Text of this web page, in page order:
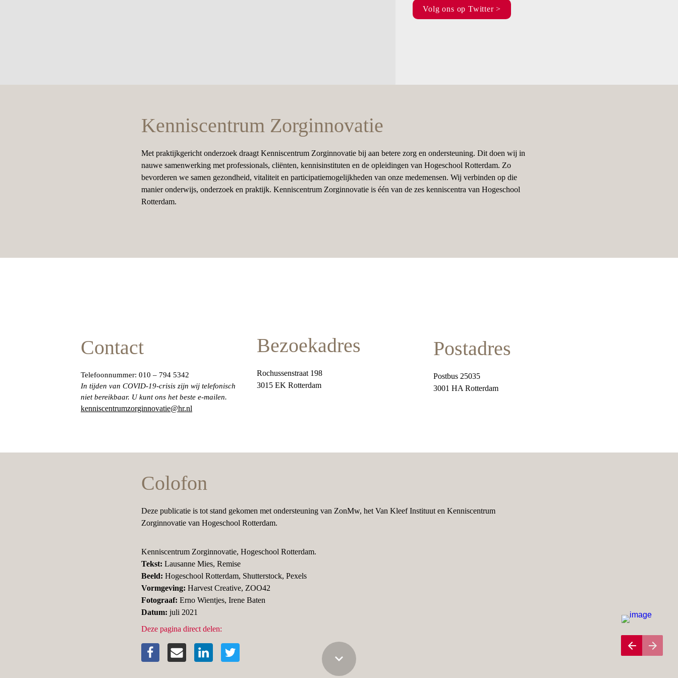
Volg ons op Twitter >
Kenniscentrum Zorginnovatie
Met praktijkgericht onderzoek draagt Kenniscentrum Zorginnovatie bij aan betere zorg en ondersteuning. Dit doen wij in
nauwe samenwerking met professionals, cliënten, kennisinstituten en de opleidingen van Hogeschool Rotterdam. Zo
bevorderen we samen gezondheid, vitaliteit en participatiemogelijkheden van onze medemensen. Wij verbinden op die
manier onderwijs, onderzoek en praktijk. Kenniscentrum Zorginnovatie is één van de zes kenniscentra van Hogeschool
Rotterdam.
Contact
In tijden van COVID-19-crisis zijn wij telefonisch
niet bereikbaar. U kunt ons het beste e-mailen.
kenniscentrumzorginnovatie@hr.nl
Bezoekadres
Rochussenstraat 198
3015 EK Rotterdam
Postadres
Postbus 25035
3001 HA Rotterdam
Colofon
Deze publicatie is tot stand gekomen met ondersteuning van ZonMw, het Van Kleef Instituut en Kenniscentrum
Zorginnovatie van Hogeschool Rotterdam.
Kenniscentrum Zorginnovatie, Hogeschool Rotterdam.
Tekst: Lausanne Mies, Remise
Beeld: Hogeschool Rotterdam, Shutterstock, Pexels
Vormgeving: Harvest Creative, ZOO42
Fotograaf:
Datum: juli 2021
Deze pagina direct delen: